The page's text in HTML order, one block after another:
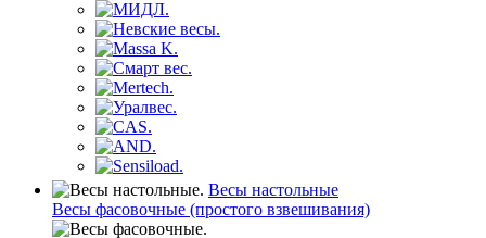
Весы настольные
Весы фасовочные (простого взвешивания)